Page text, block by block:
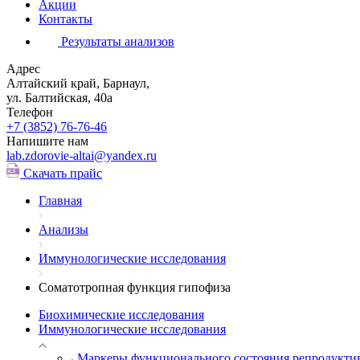
Акции
Контакты
Результаты анализов
Адрес
Алтайский край, Барнаул,
ул. Балтийская, 40а
Телефон
+7 (3852) 76-76-46
Напишите нам
lab.zdorovie-altai@yandex.ru
Скачать прайс
Главная
Анализы
Иммунологические исследования
Соматотропная функция гипофиза
Биохимические исследования
Иммунологические исследования